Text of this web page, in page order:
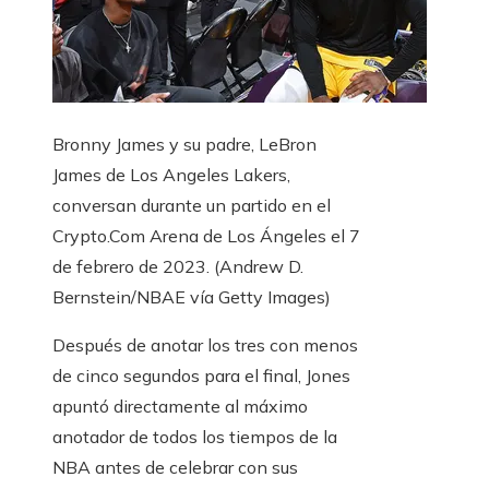
Bronny James y su padre, LeBron
James de Los Angeles Lakers,
conversan durante un partido en el
Crypto.Com Arena de Los Ángeles el 7
de febrero de 2023. (Andrew D.
Bernstein/NBAE vía Getty Images)
Después de anotar los tres con menos
de cinco segundos para el final, Jones
apuntó directamente al máximo
anotador de todos los tiempos de la
NBA antes de celebrar con sus